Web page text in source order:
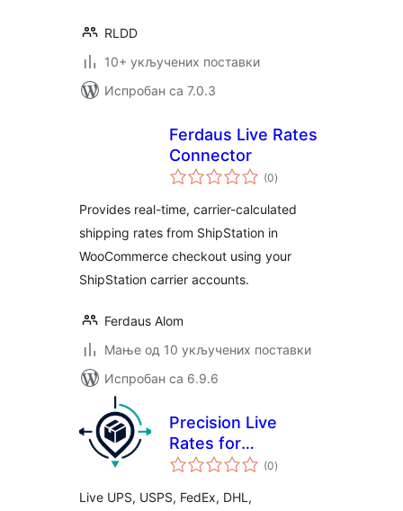
RLDD
10+ укључених поставки
Испробан са 7.0.3
Ferdaus Live Rates
Connector
(0укупних
оцена
)
Provides real-time, carrier-calculated
shipping rates from ShipStation in
WooCommerce checkout using your
ShipStation carrier accounts.
Ferdaus Alom
Мање од 10 укључених поставки
Испробан са 6.9.6
Precision Live
Rates for
WooCommerce
(0укупних
оцена
)
Live UPS, USPS, FedEx, DHL,